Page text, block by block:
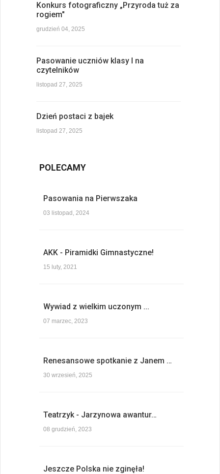
Konkurs fotograficzny „Przyroda tuż za
rogiem"
grudzień 04, 2025
Pasowanie uczniów klasy I na
czytelników
listopad 27, 2025
Dzień postaci z bajek
listopad 27, 2025
POLECAMY
Pasowania na Pierwszaka
03 listopad, 2024
AKK - Piramidki Gimnastyczne!
15 luty, 2021
Wywiad z wielkim uczonym ...
07 marzec, 2023
Renesansowe spotkanie z Janem …
30 wrzesień, 2025
Teatrzyk - Jarzynowa awantur…
08 grudzień, 2023
Jeszcze Polska nie zginęła!